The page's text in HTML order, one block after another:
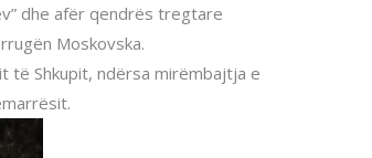
dhe afër qendrës tregtare
Moskovska.
të Shkupit, ndërsa mirëmbajtja e